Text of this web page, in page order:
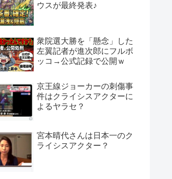
ウスが最終発表♪
衆院選大勝を「懸念」した
左翼記者が進次郎にフルボ
ッコ→公式記録で公開ｗ
京王線ジョーカーの刺傷事
件はクライシスアクターに
よるヤラセ？
宮本晴代さんは日本一のク
ライシスアクター？